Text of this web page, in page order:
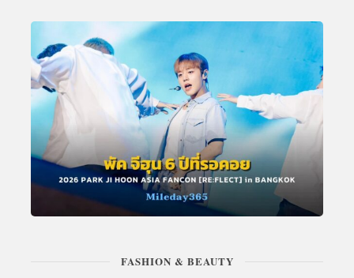
FASHION & BEAUTY